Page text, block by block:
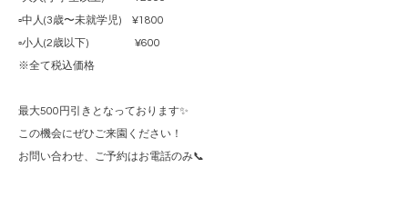
▫️中人(3歳〜未就学児) ¥1800
▫️小人(2歳以下) ¥600
※全て税込価格
最大500円引きとなっております✨
この機会にぜひご来園ください！
お問い合わせ、ご予約はお電話のみ📞